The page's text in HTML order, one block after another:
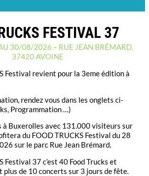
FESTIVAL 37
30/08/2026 – RUE JEAN BRÉMARD,
37420 AVOINE
Festival revient pour la 3eme édition à
rendez vous dans les onglets ci-
Programmation …)
à Buxerolles avec 131.000 visiteurs sur
du FOOD TRUCKS Festival du 28
sur le parc Rue Jean Brémard.
Festival 37 c’est 40 Food Trucks et
plus de 10 concerts sur 3 jours de fête.